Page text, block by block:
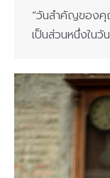
“วันสำคัญของคุ
เป็นส่วนหนึ่งใน